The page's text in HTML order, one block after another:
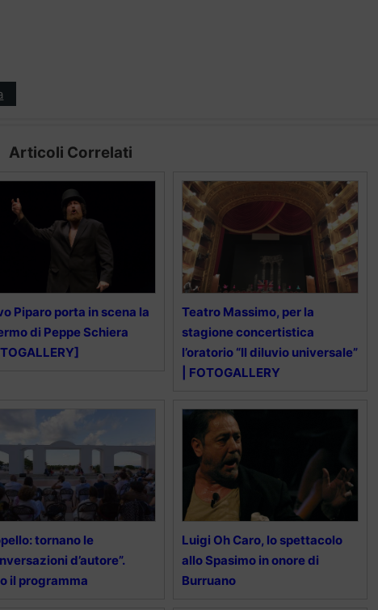
Articoli Correlati
Piparo porta in scena la
di Peppe Schiera
Teatro Massimo, per la
stagione concertistica
l’oratorio “Il diluvio universale”
| FOTOGALLERY
tornano le
d’autore”.
il programma
Luigi Oh Caro, lo spettacolo
allo Spasimo in onore di
Burruano